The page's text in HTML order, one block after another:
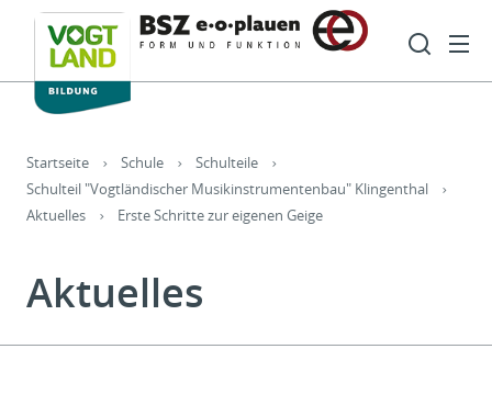
Hauptnavigation
Sie sind hier:
Startseite Schule
Schulteile
Schulteil "Vogtländischer Musikinstrumentenbau" Klingenthal
Aktuelles
Erste Schritte zur eigenen Geige
Aktuelles